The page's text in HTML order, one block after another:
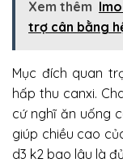
Xem thêm
trợ cân bằng
Mục đích quan
hấp thu canxi.
cứ nghĩ ăn uống
giúp chiều cao
d3 k2 bao lâu là